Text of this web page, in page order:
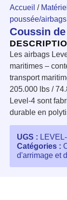
Accueil /
poussée/airbags
Coussin
Les airbags
maritimes –
transport
205.000 lbs /
Level-4 sont
durable en
UGS :
Catégories :
d'arrimage et